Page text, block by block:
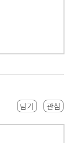
담기 관심